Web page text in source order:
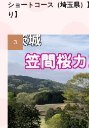
ショートコース（埼玉県
り】